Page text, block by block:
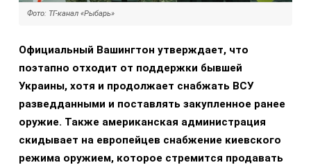
Фото: ТГ-канал «Рыбарь»
Официальный Вашингтон утверждает, что
поэтапно отходит от поддержки бывшей
Украины, хотя и продолжает снабжать ВСУ
разведданными и поставлять закупленное ранее
оружие. Также американская администрация
скидывает на европейцев снабжение киевского
режима оружием, которое стремится продавать